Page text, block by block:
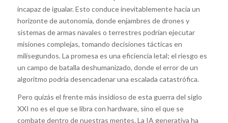
incapaz de igualar. Esto conduce inevitablemente hacia un
horizonte de autonomía, donde enjambres de drones y
sistemas de armas navales o terrestres podrían ejecutar
misiones complejas, tomando decisiones tácticas en
milisegundos. La promesa es una eficiencia letal; el riesgo es
un campo de batalla deshumanizado, donde el error de un
algoritmo podría desencadenar una escalada catastrófica.
Pero quizás el frente más insidioso de esta guerra del siglo
XXI no es el que se libra con hardware, sino el que se
combate dentro de nuestras mentes. La IA generativa ha